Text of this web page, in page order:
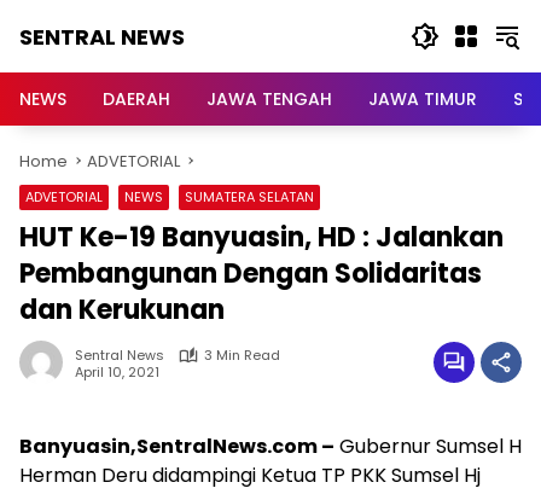
SENTRAL NEWS
NEWS
NEWS DAERAH JAWA TENGAH JAWA TIMUR
Home ADVETORIAL
ADVETORIAL NEWS SUMATERA SELATAN
HUT Ke-19 Banyuasin, HD : Jalankan
Pembangunan Dengan Solidaritas
dan Kerukunan
Sentral News
3 Min Read
April 10, 2021
Banyuasin,SentralNews.com – Gubernur Sumsel H
Herman Deru didampingi Ketua TP PKK Sumsel Hj